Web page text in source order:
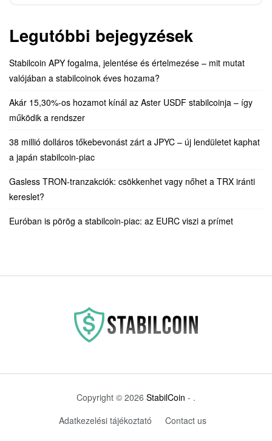
Legutóbbi bejegyzések
Stabilcoin APY fogalma, jelentése és értelmezése – mit mutat
valójában a stabilcoinok éves hozama?
Akár 15,30%-os hozamot kínál az Aster USDF stabilcoinja – így
működik a rendszer
38 millió dolláros tőkebevonást zárt a JPYC – új lendületet kaphat
a japán stabilcoin-piac
Gasless TRON-tranzakciók: csökkenhet vagy nőhet a TRX iránti
kereslet?
Euróban is pörög a stabilcoin-piac: az EURC viszi a prímet
Copyright © 2026 StabilCoin - .
Adatkezelési tájékoztató
Contact us